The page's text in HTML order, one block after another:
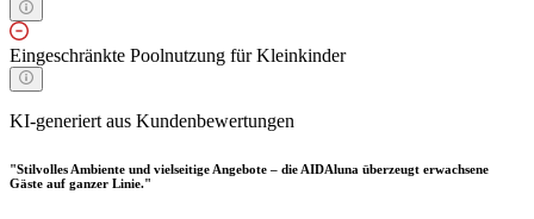
Eingeschränkte Poolnutzung für Kleinkinder
KI-generiert aus Kundenbewertungen
"Stilvolles Ambiente und vielseitige Angebote – die AIDAluna überzeugt erwachsene
Gäste auf ganzer Linie."